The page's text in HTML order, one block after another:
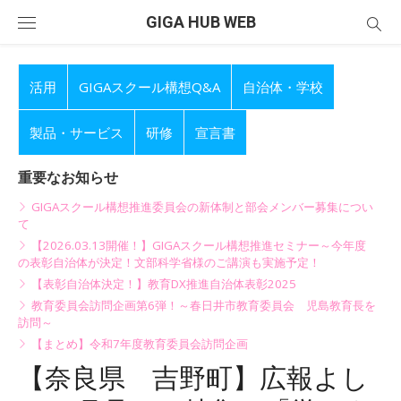
GIGA HUB WEB
活用 GIGAスクール構想Q&A 自治体・学校
製品・サービス 研修 宣言書
重要なお知らせ
GIGAスクール構想推進委員会の新体制と部会メンバー募集につい
て
【2026.03.13開催！】GIGAスクール構想推進セミナー～今年度
の表彰自治体が決定！文部科学省様のご講演も実施予定！
【表彰自治体決定！】教育DX推進自治体表彰2025
教育委員会訪問企画第6弾！～春日井市教育委員会 児島教育長を
訪問～
【まとめ】令和7年度教育委員会訪問企画
【奈良県 吉野町】広報よし